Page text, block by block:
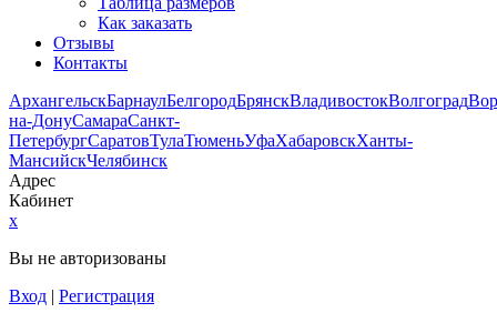
Как заказать
Отзывы
Контакты
АрхангельскБарнаулБелгородБрянскВладивостокВолгоград
на-ДонуСамараСанкт-
ПетербургСаратовТулаТюменьУфаХабаровскХанты-
МансийскЧелябинск
Адрес
Кабинет
x
Вы не авторизованы
Вход | Регистрация